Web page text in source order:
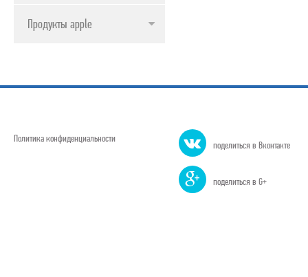
Продукты apple
Политика конфиденциальности
поделиться в Вконтакте
поделиться в G+